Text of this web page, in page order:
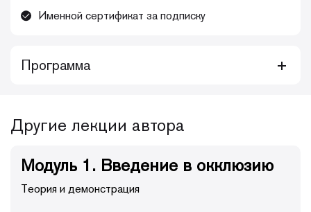
Именной сертификат за подписку
Программа
пройденным темам. Программа, состоящая из
теоретических и практических видеороликов,
принципов, лежащих в основе успешной
тотальной реконструкции зубных рядов
Другие лекции автора
Модуль 1. Введение в окклюзию
Теория и демонстрация